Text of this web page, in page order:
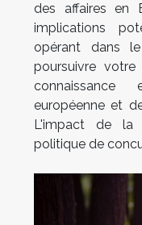
des affaires en
implications
opérant dans
poursuivre
européenne et
L'impact de la
politique de